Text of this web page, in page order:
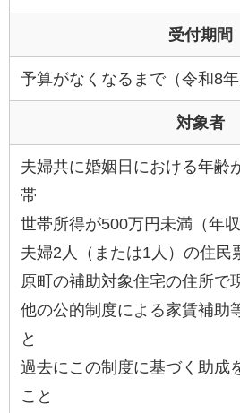
受付期間
予算がなくなるまで（令和8
対象者
夫婦共に婚姻日における年齢
帯
世帯所得が500万円未満（年
夫婦2人（または1人）の住民
原町の補助対象住宅の住所で
他の公的制度による家賃補助
と
過去にこの制度に基づく助成
こと